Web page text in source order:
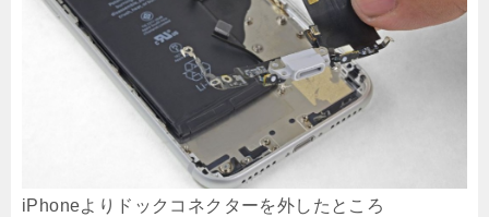
iPhoneよりドックコネクターを外したところ